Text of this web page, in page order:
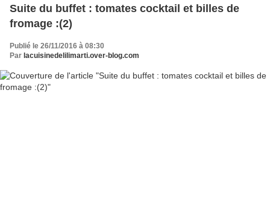
Suite du buffet : tomates cocktail et billes de
fromage :(2)
Publié le 26/11/2016 à 08:30
Par lacuisinedelilimarti.over-blog.com